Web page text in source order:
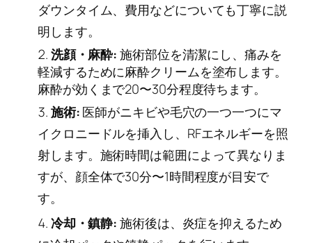
ダウンタイム、費用などについても丁寧に説
明します。
洗顔・麻酔:施術部位を清潔にし、痛みを
軽減するために麻酔クリームを塗布します。
麻酔が効くまで20〜30分程度待ちます。
施術:医師がニキビや毛穴の一つ一つにマ
イクロニードルを挿入し、RFエネルギーを照
射します。施術時間は範囲によって異なりま
すが、顔全体で30分〜1時間程度が目安で
す。
冷却・鎮静:施術後は、炎症を抑えるため